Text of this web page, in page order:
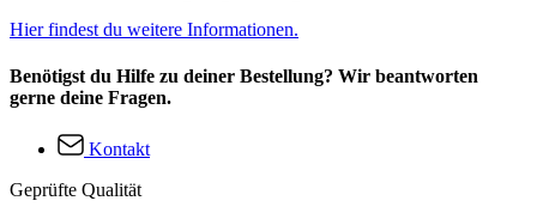
Hier findest du weitere Informationen.
Benötigst du Hilfe zu deiner Bestellung? Wir beantworten
gerne deine Fragen.
Kontakt
Geprüfte Qualität